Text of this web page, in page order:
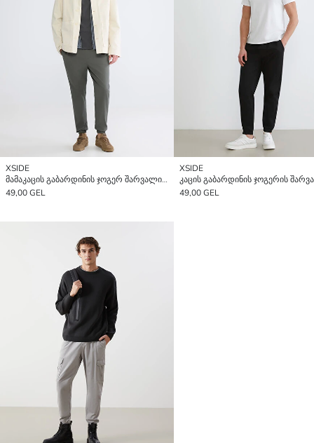
XSIDE
მამაკაცის გაბარდინის ჯოგერ შარვალი რეგულარული მორგებით
49,00 GEL
XSIDE
49,00 GEL